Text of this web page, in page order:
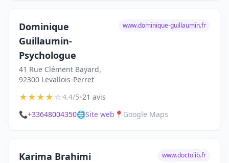
Dominique
Guillaumin-
Psychologue
41 Rue Clément Bayard,
92300 Levallois-Perret
www.dominique-guillaumin.fr
★★★★☆4.4/5•21 avis
📞+33648004350🌐Site web 📍 Google Maps
Karima Brahimi www.doctolib.fr